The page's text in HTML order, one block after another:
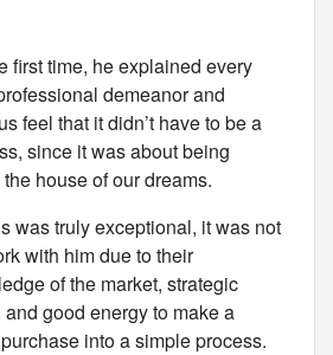
first time, he explained every
demeanor and
feel that it didn’t have to be a
since it was about being
house of our dreams.
was truly exceptional, it was not
with him due to their
of the market, strategic
good energy to make a
into a simple process.